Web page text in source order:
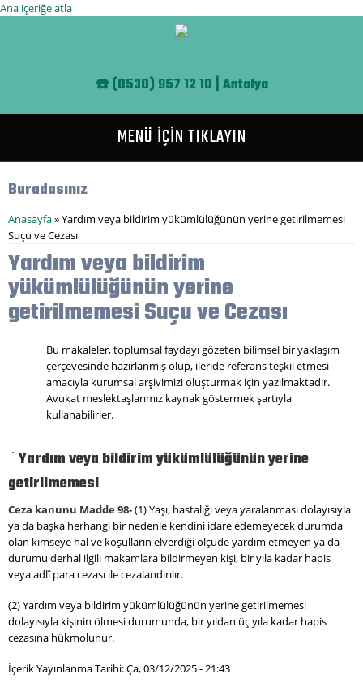
Ana içeriğe atla
☎️(0530) 957 12 10 | Antalya
MENÜ İÇİN TIKLAYIN
Buradasınız
Anasayfa» Yardım veya bildirim yükümlülüğünün yerine getirilmemesi
Suçu ve Cezası
Yardım veya bildirim
yükümlülüğünün yerine
getirilmemesi Suçu ve Cezası
Bu makaleler, toplumsal faydayı gözeten bilimsel bir yaklaşım
çerçevesinde hazırlanmış olup, ileride referans teşkil etmesi
amacıyla kurumsal arşivimizi oluşturmak için yazılmaktadır.
Avukat meslektaşlarımız kaynak göstermek şartıyla
kullanabilirler.
Yardım veya bildirim yükümlülüğünün yerine
getirilmemesi
Ceza kanunu Madde 98-(1) Yaşı, hastalığı veya yaralanması dolayısıyla
ya da başka herhangi bir nedenle kendini idare edemeyecek durumda
olan kimseye hal ve koşulların elverdiği ölçüde yardım etmeyen ya da
durumu derhal ilgili makamlara bildirmeyen kişi, bir yıla kadar hapis
veya adlî para cezası ile cezalandırılır.
(2) Yardım veya bildirim yükümlülüğünün yerine getirilmemesi
dolayısıyla kişinin ölmesi durumunda, bir yıldan üç yıla kadar hapis
cezasına hükmolunur.
İçerik Yayınlanma Tarihi: Ça, 03/12/2025 - 21:43